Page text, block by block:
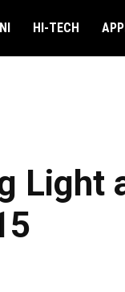
HI-TECH
Light